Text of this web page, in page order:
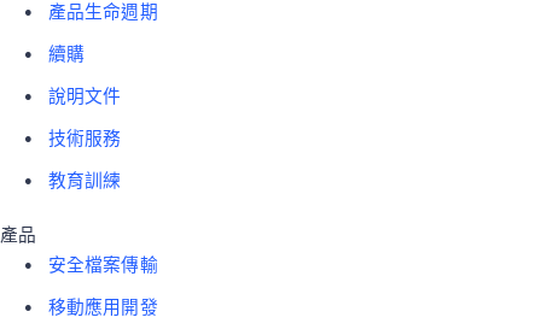
產品生命週期
續購
說明文件
技術服務
教育訓練
產品
安全檔案傳輸
移動應用開發